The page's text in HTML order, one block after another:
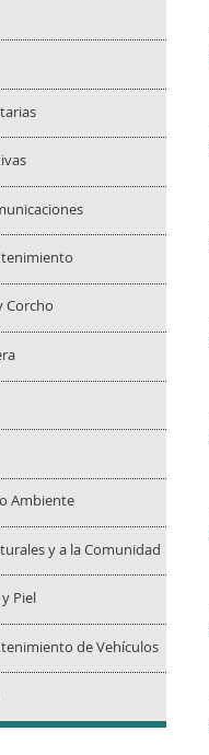
Corcho
Ambiente
y a la Comunidad
Piel
de Vehículos